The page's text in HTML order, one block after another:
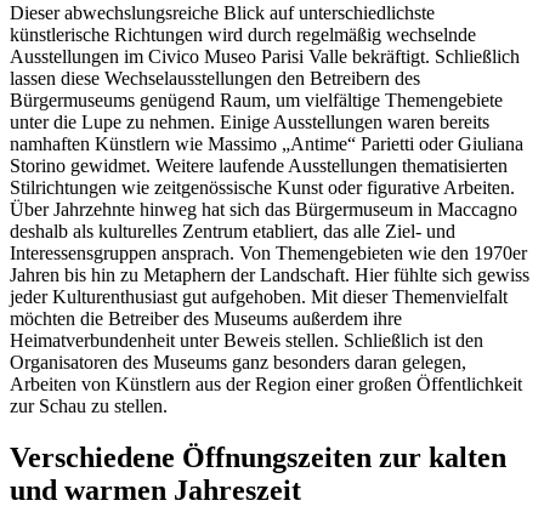
Dieser abwechslungsreiche Blick auf unterschiedlichste
künstlerische Richtungen wird durch regelmäßig wechselnde
Ausstellungen im Civico Museo Parisi Valle bekräftigt. Schließlich
lassen diese Wechselausstellungen den Betreibern des
Bürgermuseums genügend Raum, um vielfältige Themengebiete
unter die Lupe zu nehmen. Einige Ausstellungen waren bereits
namhaften Künstlern wie Massimo „Antime“ Parietti oder Giuliana
Storino gewidmet. Weitere laufende Ausstellungen thematisierten
Stilrichtungen wie zeitgenössische Kunst oder figurative Arbeiten.
Über Jahrzehnte hinweg hat sich das Bürgermuseum in Maccagno
deshalb als kulturelles Zentrum etabliert, das alle Ziel- und
Interessensgruppen ansprach. Von Themengebieten wie den 1970er
Jahren bis hin zu Metaphern der Landschaft. Hier fühlte sich gewiss
jeder Kulturenthusiast gut aufgehoben. Mit dieser Themenvielfalt
möchten die Betreiber des Museums außerdem ihre
Heimatverbundenheit unter Beweis stellen. Schließlich ist den
Organisatoren des Museums ganz besonders daran gelegen,
Arbeiten von Künstlern aus der Region einer großen Öffentlichkeit
zur Schau zu stellen.
Verschiedene Öffnungszeiten zur kalten
und warmen Jahreszeit